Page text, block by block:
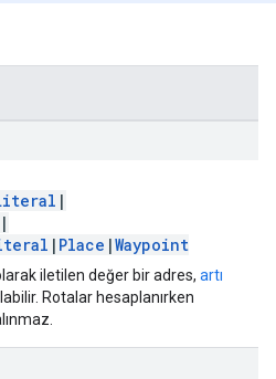
|
|
| Place |Waypoint
iletilen değer bir adres, artı
Rotalar hesaplanırken